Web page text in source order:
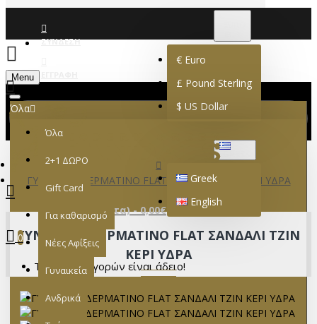
ΣΎΝΔΕΣΗ
€ Euro
£ Pound Sterling
$ US Dollar
Greek
English
Menu
0 προϊόν(τα) - 0,00€
0
Το καλάθι αγορών είναι άδειο!
Όλα
Όλα
2+1 ΔΩΡΟ
Gift Card
Για καθαρισμό
Νέες Αφίξεις
Γυναικεία
Ανδρικά
ΓΥΝΑΙΚΕΙΟ ΔΕΡΜΑΤΙΝΟ FLAT ΣΑΝΔΑΛΙ ΤΖΙΝ ΚΕΡΙ ΥΔΡΑ
ΓΥΝΑΙΚΕΙΟ ΔΕΡΜΑΤΙΝΟ FLAT ΣΑΝΔΑΛΙ ΤΖΙΝ
ΚΕΡΙ ΥΔΡΑ